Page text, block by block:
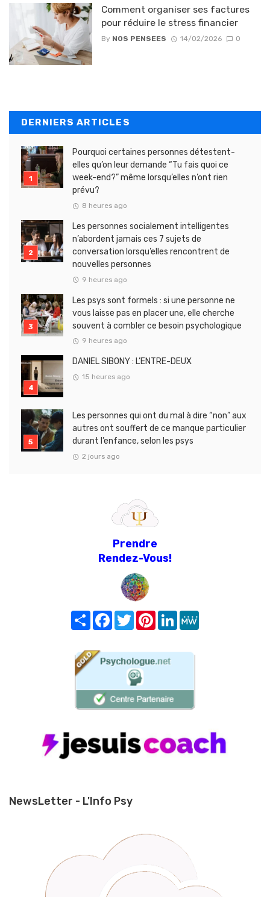
Comment organiser ses factures
pour réduire le stress financier
By NOS PENSEES 14/02/2026 0
DERNIERS ARTICLES
Pourquoi certaines personnes détestent-
elles qu’on leur demande “Tu fais quoi ce
week-end?” même lorsqu’elles n’ont rien
prévu?
8 heures ago
Les personnes socialement intelligentes
n’abordent jamais ces 7 sujets de
conversation lorsqu’elles rencontrent de
nouvelles personnes
9 heures ago
Les psys sont formels : si une personne ne
vous laisse pas en placer une, elle cherche
souvent à combler ce besoin psychologique
9 heures ago
DANIEL SIBONY : L’ENTRE-DEUX
15 heures ago
Les personnes qui ont du mal à dire “non” aux
autres ont souffert de ce manque particulier
durant l’enfance, selon les psys
2 jours ago
Prendre
Rendez-Vous!
Share FacebookTwitterPinterest
LinkedIn
NewsLetter - L'Info Psy